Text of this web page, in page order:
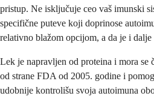
pristup. Ne isključuje ceo vaš imunski
specifične puteve koji doprinose
relativno blažom opcijom, a da je i dalje
Lek je napravljen od proteina i mora
od strane FDA od 2005. godine i
udobnije kontrolišu svoja autoimuna